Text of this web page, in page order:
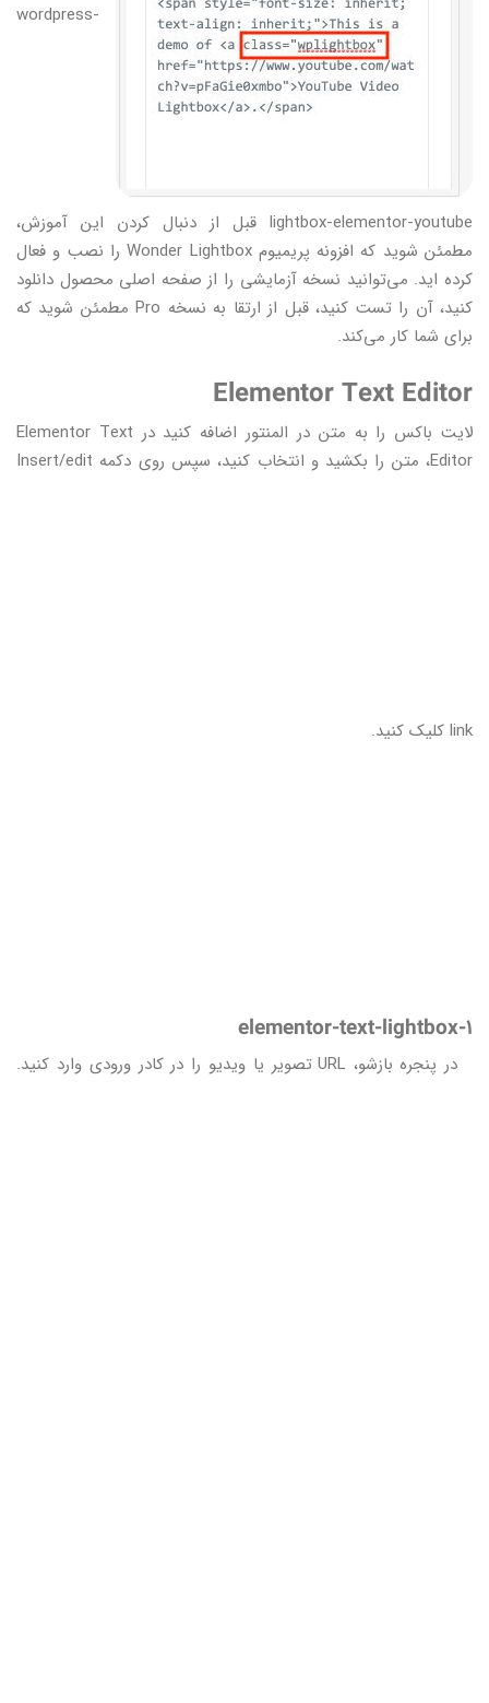
wordpress-
lightbox-elementor-youtube قبل از دنبال کردن این آموزش،
مطمئن شوید که افزونه پریمیوم Wonder Lightbox را نصب و فعال
کرده اید. می‌توانید نسخه آزمایشی را از صفحه اصلی محصول دانلود
کنید، آن را تست کنید، قبل از ارتقا به نسخه Pro مطمئن شوید که
برای شما کار می‌کند.
Elementor Text Editor
لایت باکس را به متن در المنتور اضافه کنید در Elementor Text
Editor، متن را بکشید و انتخاب کنید، سپس روی دکمه Insert/edit
link کلیک کنید.
elementor-text-lightbox-1
در پنجره بازشو، URL تصویر یا ویدیو را در کادر ورودی وارد کنید.